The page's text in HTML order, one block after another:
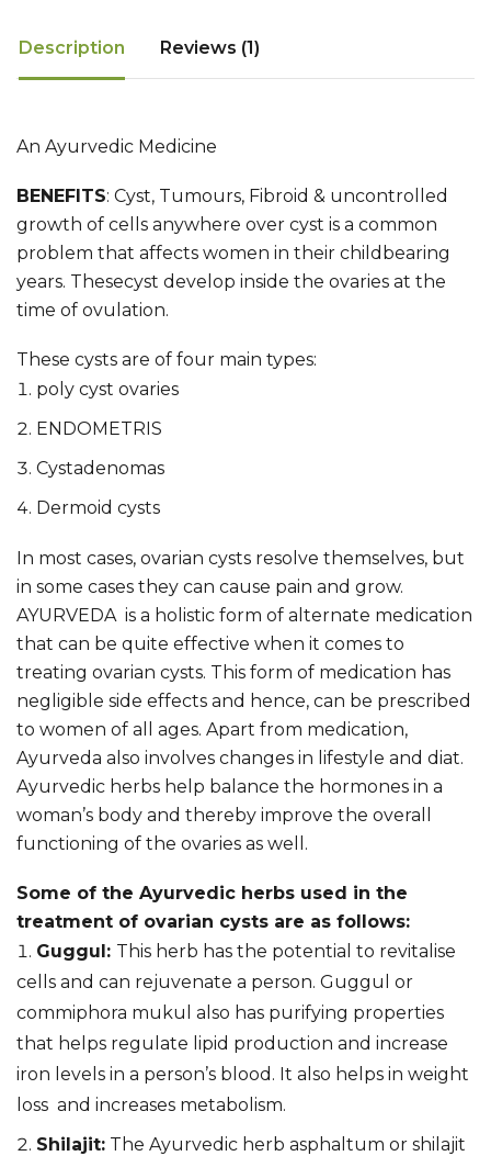
Description Reviews (1)
An Ayurvedic Medicine
BENEFITS: Cyst, Tumours, Fibroid & uncontrolled
growth of cells anywhere over cyst is a common
problem that affects women in their childbearing
years. Thesecyst develop inside the ovaries at the
time of ovulation.
These cysts are of four main types:
poly cyst ovaries
ENDOMETRIS
Cystadenomas
Dermoid cysts
In most cases, ovarian cysts resolve themselves, but
in some cases they can cause pain and grow.
AYURVEDA is a holistic form of alternate medication
that can be quite effective when it comes to
treating ovarian cysts. This form of medication has
negligible side effects and hence, can be prescribed
to women of all ages. Apart from medication,
Ayurveda also involves changes in lifestyle and diat.
Ayurvedic herbs help balance the hormones in a
woman’s body and thereby improve the overall
functioning of the ovaries as well.
Some of the Ayurvedic herbs used in the
treatment of ovarian cysts are as follows:
Guggul: This herb has the potential to revitalise
cells and can rejuvenate a person. Guggul or
commiphora mukul also has purifying properties
that helps regulate lipid production and increase
iron levels in a person’s blood. It also helps in weight
loss and increases metabolism.
Shilajit: The Ayurvedic herb asphaltum or shilajit